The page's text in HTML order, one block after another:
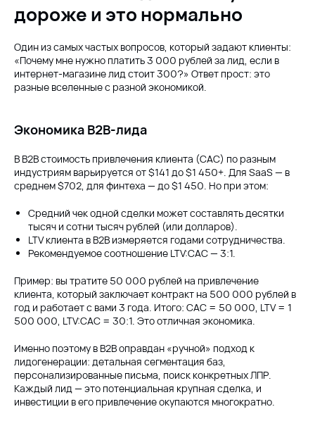
дороже и это нормально
Один из самых частых вопросов, который задают клиенты:
«Почему мне нужно платить 3 000 рублей за лид, если в
интернет-магазине лид стоит 300?» Ответ прост: это
разные вселенные с разной экономикой.
Экономика B2B-лида
В B2B стоимость привлечения клиента (CAC) по разным
индустриям варьируется от $141 до $1 450+. Для SaaS — в
среднем $702, для финтеха — до $1 450. Но при этом:
Средний чек одной сделки может составлять десятки
тысяч и сотни тысяч рублей (или долларов).
LTV клиента в B2B измеряется годами сотрудничества.
Рекомендуемое соотношение LTV:CAC — 3:1.
Пример: вы тратите 50 000 рублей на привлечение
клиента, который заключает контракт на 500 000 рублей в
год и работает с вами 3 года. Итого: CAC = 50 000, LTV = 1
500 000, LTV:CAC = 30:1. Это отличная экономика.
Именно поэтому в B2B оправдан «ручной» подход к
лидогенерации: детальная сегментация баз,
персонализированные письма, поиск конкретных ЛПР.
Каждый лид — это потенциальная крупная сделка, и
инвестиции в его привлечение окупаются многократно.